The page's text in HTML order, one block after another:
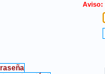
Aviso: